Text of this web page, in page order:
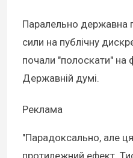
Паралельно державна
сили на публічну
почали "полоскати" на
Державній думі.
Реклама
"Парадоксально, але